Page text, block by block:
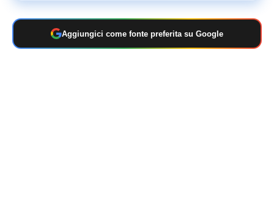
Aggiungici come fonte preferita su Google